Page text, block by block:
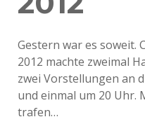
Gestern war es soweit.
2012 machte zweimal
zwei Vorstellungen an
und einmal um 20 Uhr.
trafen…